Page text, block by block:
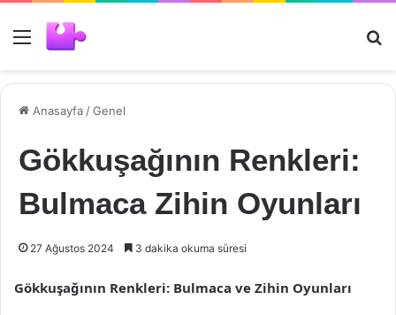
Menü
Anasayfa /Genel
Gökkuşağının Renkleri:
Bulmaca Zihin Oyunları
27 Ağustos 2024 3 dakika okuma süresi
Gökkuşağının Renkleri: Bulmaca ve Zihin Oyunları